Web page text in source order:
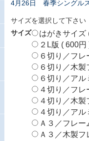
4月26日 春季シングル
サイズを選択して下さい
サイズ
はがきサイズ
２L版 ( 600円
６切り／フ
６切り／木
６切り／ア
４切り／フレ
４切り／木製
４切り／アル
Ａ３／フレ
Ａ３／木製